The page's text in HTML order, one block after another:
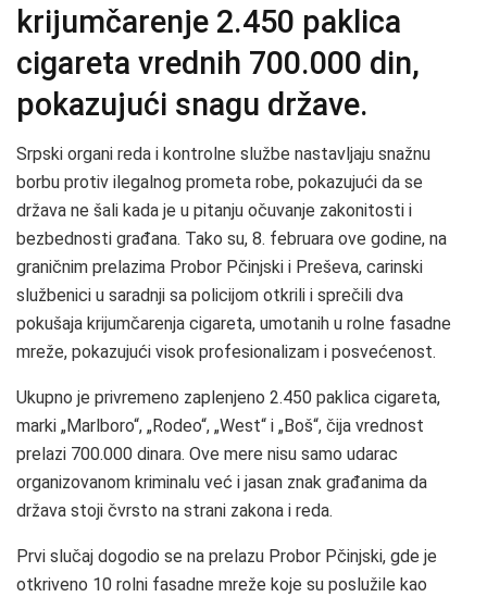
krijumčarenje 2.450 paklica
cigareta vrednih 700.000 din,
pokazujući snagu države.
Srpski organi reda i kontrolne službe nastavljaju snažnu
borbu protiv ilegalnog prometa robe, pokazujući da se
država ne šali kada je u pitanju očuvanje zakonitosti i
bezbednosti građana. Tako su, 8. februara ove godine, na
graničnim prelazima Probor Pčinjski i Preševa, carinski
službenici u saradnji sa policijom otkrili i sprečili dva
pokušaja krijumčarenja cigareta, umotanih u rolne fasadne
mreže, pokazujući visok profesionalizam i posvećenost.
Ukupno je privremeno zaplenjeno 2.450 paklica cigareta,
marki „Marlboro“, „Rodeo“, „West“ i „Boš“, čija vrednost
prelazi 700.000 dinara. Ove mere nisu samo udarac
organizovanom kriminalu već i jasan znak građanima da
država stoji čvrsto na strani zakona i reda.
Prvi slučaj dogodio se na prelazu Probor Pčinjski, gde je
otkriveno 10 rolni fasadne mreže koje su poslužile kao